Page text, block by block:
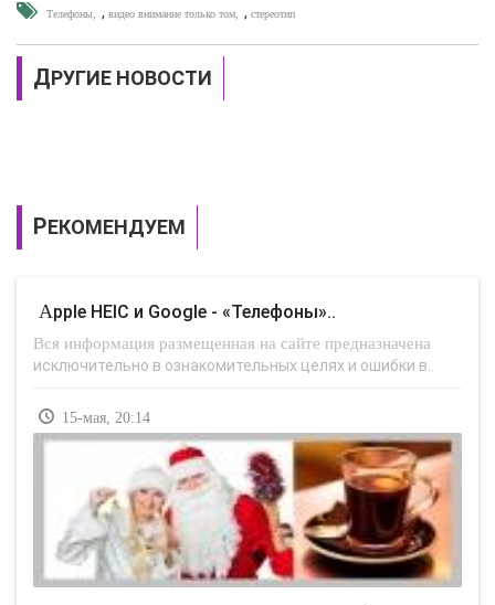
Телефоны , видео внимание только том , стереотип
ДРУГИЕ НОВОСТИ
РЕКОМЕНДУЕМ
Apple HEIC и Google - «Телефоны»..
Вся информация размещенная на сайте предназначена
исключительно в ознакомительных целях и ошибки в..
15-мая, 20:14